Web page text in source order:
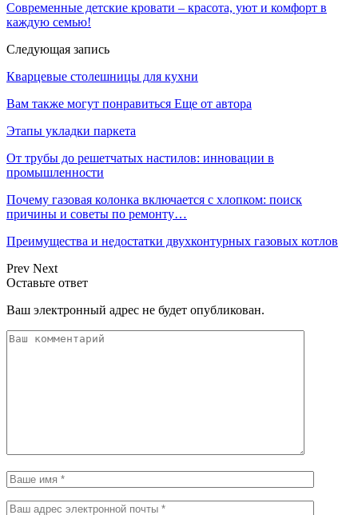
Современные детские кровати – красота, уют и комфорт в
каждую семью!
Следующая запись
Кварцевые столешницы для кухни
Вам также могут понравиться Еще от автора
Этапы укладки паркета
От трубы до решетчатых настилов: инновации в
промышленности
Почему газовая колонка включается с хлопком: поиск
причины и советы по ремонту…
Преимущества и недостатки двухконтурных газовых котлов
Prev Next
Оставьте ответ
Ваш электронный адрес не будет опубликован.